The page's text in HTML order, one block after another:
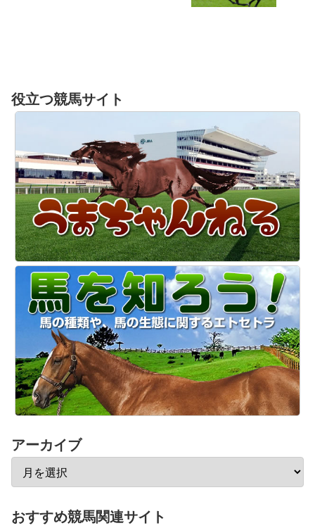
役立つ競馬サイト
アーカイブ
おすすめ競馬関連サイト